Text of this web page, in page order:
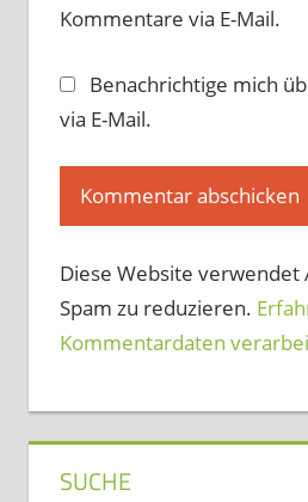
Kommentare via E-Mail.
Benachrichtige mich
via E-Mail.
Diese Website verwendet
Spam zu reduzieren.
Kommentardaten
SUCHE